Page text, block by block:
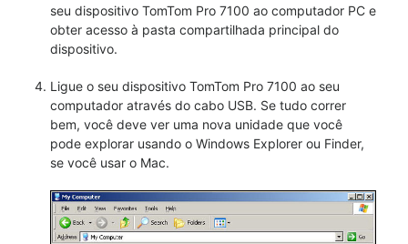
seu dispositivo TomTom Pro 7100 ao computador PC e
obter acesso à pasta compartilhada principal do
dispositivo.
Ligue o seu dispositivo TomTom Pro 7100 ao seu
computador através do cabo USB. Se tudo correr
bem, você deve ver uma nova unidade que você
pode explorar usando o Windows Explorer ou Finder,
se você usar o Mac.